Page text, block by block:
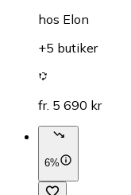
hos Elon
+5 butiker
fr. 5 690 kr
6%